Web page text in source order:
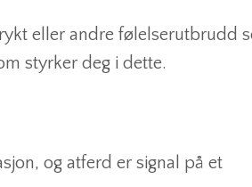
eller andre følelserutbrudd
styrker deg i dette.
og atferd er signal på et